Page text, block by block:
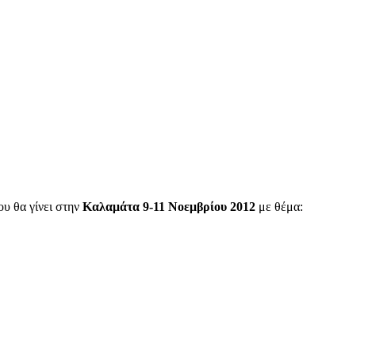
θα γίνει στην Καλαμάτα 9-11 Νοεμβρίου 2012 με θέμα: